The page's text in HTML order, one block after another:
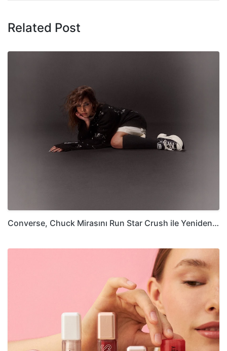
Related Post
Converse, Chuck Mirasını Run Star Crush ile Yeniden…